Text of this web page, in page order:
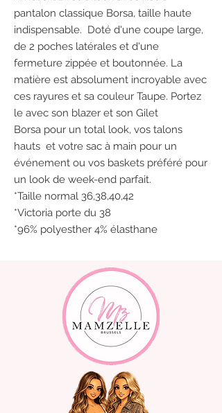
pantalon classique Borsa, taille haute
indispensable. Doté d'une coupe large,
de 2 poches latérales et d'une
fermeture zippée et boutonnée. La
matière est absolument incroyable avec
ces rayures et sa couleur Taupe. Portez
le avec son blazer et son Gilet
Borsa pour un total look, vos talons
hauts et votre sac à main pour un
événement ou vos baskets préféré pour
un look de week-end parfait.
*Taille normal 36,38,40,42
*Victoria porte du 38
*96% polyesther 4% élasthane